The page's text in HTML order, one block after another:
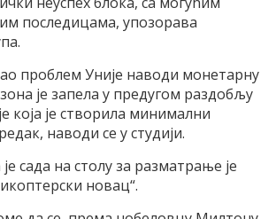
последицама, упозорава
проблем Уније наводи монетарну
је запела у предугом раздобљу
која је створила минимални
наводи се у студији.
сада на столу за разматрање је
новац“.